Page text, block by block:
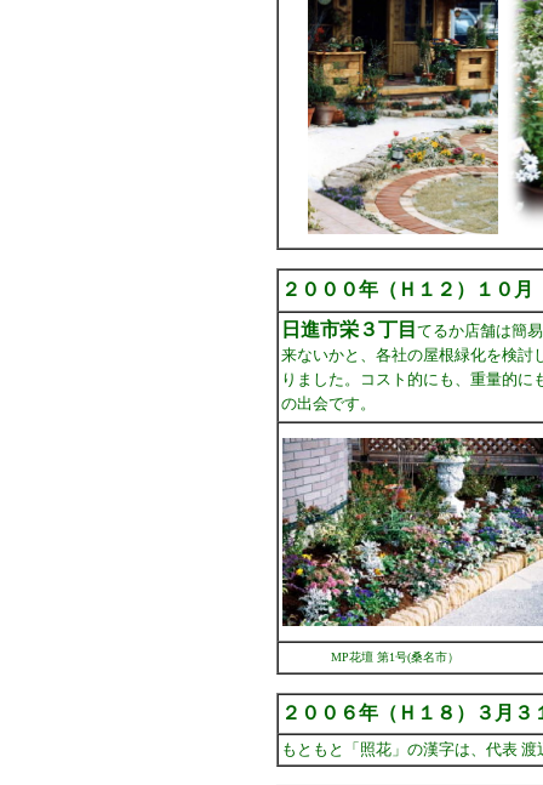
２０００年（Ｈ１２）１０
日進市栄３丁目 てるか店舗は簡
来ないかと、各社の屋根緑化を検討
りました。コスト的にも、重量的
の出会です。
MP花壇 第1号(桑名市） て
２００６年（Ｈ１８）３
もともと「照花」の漢字は、代表